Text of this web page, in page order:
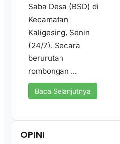
Saba Desa (BSD) di
Kecamatan
Kaligesing, Senin
(24/7). Secara
berurutan
rombongan ...
Baca Selanjutnya
OPINI